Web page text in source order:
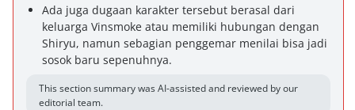
Ada juga dugaan karakter tersebut berasal dari
keluarga Vinsmoke atau memiliki hubungan dengan
Shiryu, namun sebagian penggemar menilai bisa jadi
sosok baru sepenuhnya.
This section summary was AI-assisted and reviewed by our
editorial team.